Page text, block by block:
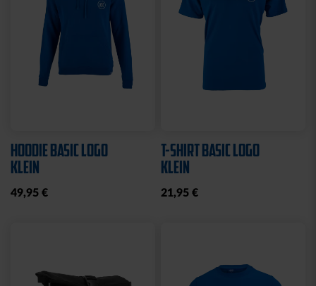
HOODIE BASIC LOGO
KLEIN
49,95 €
T-SHIRT BASIC LOGO
KLEIN
21,95 €